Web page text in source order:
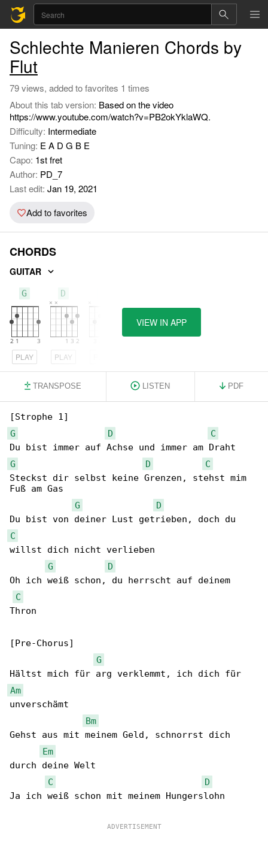
Schlechte Manieren Chords by
Flut
79 views, added to favorites 1 times
About this tab version: Based on the video
https://www.youtube.com/watch?v=PB2okYklaWQ.
Difficulty: Intermediate
Tuning: E A D G B E
Capo: 1st fret
Author: PD_7
Last edit: Jan 19, 2021
Add to favorites
CHORDS
GUITAR
G
PLAY
D
PLAY
VIEW IN APP
TRANSPOSE LISTEN PDF
G
D
C
G
D
C
Steckst dir selbst keine Grenzen, stehst mim
Fuß am Gas
G
D
C
willst dich nicht verlieben
G
D
Oh ich weiß schon, du herrscht auf deinem
C
Thron
[Pre-Chorus]
G
Am
unverschämt
Bm
Gehst aus mit meinem Geld, schnorrst dich
Em
durch deine Welt
C
D
Ja ich weiß schon mit meinem Hungerslohn